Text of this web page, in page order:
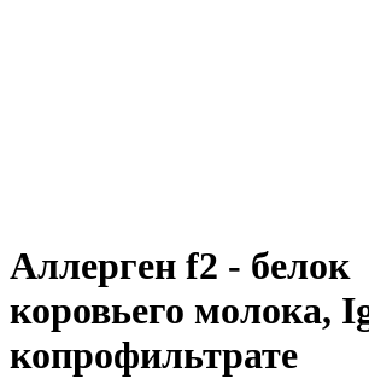
Аллерген f2 - белок
коровьего молока,
копрофильтрате